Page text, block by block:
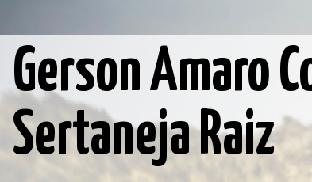
Gerson Amaro
Sertaneja Raiz